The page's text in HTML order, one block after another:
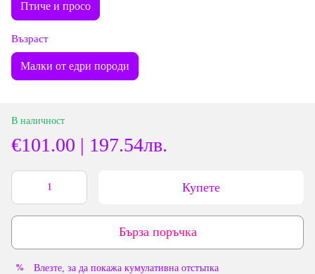
Птиче и просо
Възраст
Малки от едри породи
В наличност
€101.00 | 197.54лв.
Купете
Бърза поръчка
% Влезте , за да покажа кумулативна отстъпка